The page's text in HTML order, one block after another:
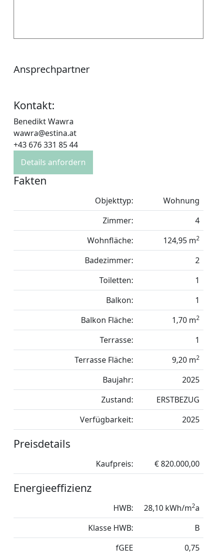
Ansprechpartner
Kontakt:
Benedikt Wawra
wawra@estina.at
+43 676 331 85 44
Details anfordern
Fakten
Objekttyp:
Wohnung
Zimmer:
4
Wohnfläche:
124,95 m2
Badezimmer:
2
Toiletten:
1
Balkon:
1
Balkon Fläche:
1,70 m2
Terrasse:
1
Terrasse Fläche:
9,20 m2
Baujahr:
2025
Zustand:
ERSTBEZUG
Verfügbarkeit:
2025
Preisdetails
Kaufpreis: € 820.000,00
Energieeffizienz
HWB: 28,10 kWh/m2a
Klasse HWB:
B
fGEE
0,75